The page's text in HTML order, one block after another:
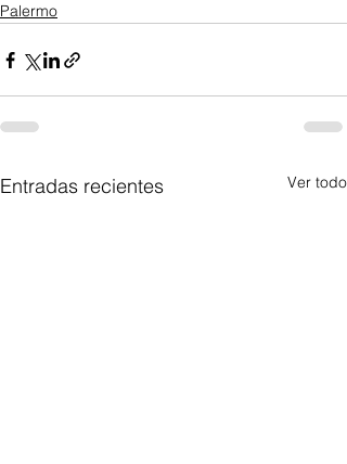
Palermo
Entradas recientes Ver todo